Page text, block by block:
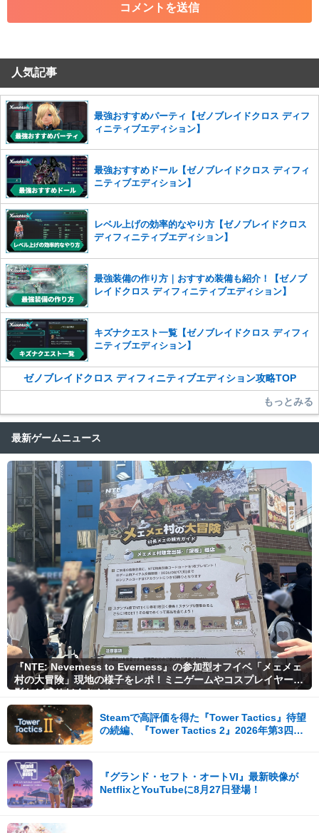
・その他、管理者が不適切と判断した投稿
コメントの削除を申請する
せていただきます。ご了承ください。
※一度削除したコメントは復元ができませんのでご注意くだ
さい。
また、過度な利用規約の違反や、弊社に損害の及ぶ内容の書き込みがあ
った場合は、法的措置をとらせていただく場合もございますので、あら
かじめご理解くださいませ。
人気記事
最強おすすめパーティ【ゼノブレイドクロス ディフ
ィニティブエディション】
最強おすすめドール【ゼノブレイドクロス ディフィ
ニティブエディション】
レベル上げの効率的なやり方【ゼノブレイドクロス
ディフィニティブエディション】
最強装備の作り方｜おすすめ装備も紹介！【ゼノブ
レイドクロス ディフィニティブエディション】
キズナクエスト一覧【ゼノブレイドクロス ディフィ
ニティブエディション】
ゼノブレイドクロス ディフィニティブエディション攻略TOP
もっとみる
最新ゲームニュース
『NTE: Neverness to Everness』の参加型オフイベ「メェメェ
村の大冒険」現地の様子をレポ！ミニゲームやコスプレイヤー撮
影など盛りだくさん！
Steamで高評価を得た『Tower Tactics』待望
の続編、『Tower Tactics 2』2026年第3四半
『グランド・セフト・オートVI』最新映像が
NetflixとYouTubeに8月27日登場！